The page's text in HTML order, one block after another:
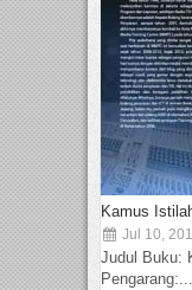
Kamus
Jul 10,
Judul Buku:
Pengarang:...